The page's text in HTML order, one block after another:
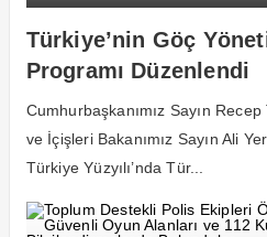
Türkiye’nin Göç
Programı Düzenlendi
Cumhurbaşkanımız Sayın
ve İçişleri Bakanımız Sayın Ali
Türkiye Yüzyılı’nda Tür...